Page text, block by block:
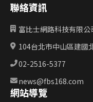
聯絡資訊
富比士網路科技有限公
104台北市中山區建國
02-2516-5377
news@fbs168.com
網站導覽